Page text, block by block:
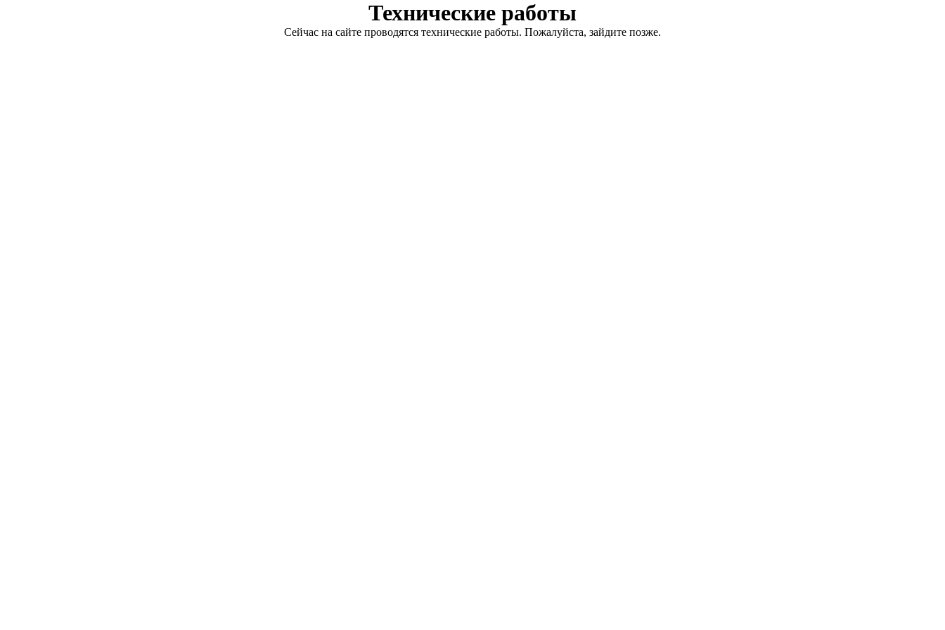
Технические работы
Сейчас на сайте проводятся технические работы. Пожалуйста, зайдите позже.